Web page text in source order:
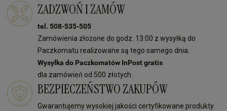
ZADZWOŃ I ZAMÓW
tel. 508-535-505
Zamówienia złożone do godz. 13:00 z wysyłką do
Paczkomatu realizowane są tego samego dnia.
Wysyłka do Paczkomatów InPost gratis
dla zamówień od 500 złotych.
BEZPIECZEŃSTWO ZAKUPÓW
Gwarantujemy wysokiej jakości certyfikowane produkty